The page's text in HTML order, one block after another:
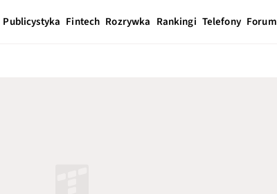
Publicystyka Fintech Rozrywka Rankingi Telefony Forum